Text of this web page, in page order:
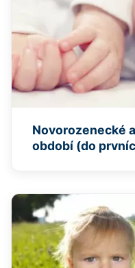
Novorozenecké
období (do